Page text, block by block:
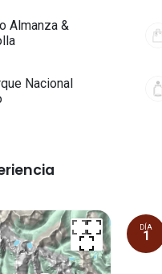
Almanza &
Nacional
DÍA
1